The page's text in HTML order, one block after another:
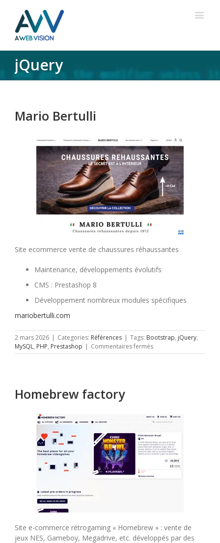
jQuery
Mario Bertulli
Site ecommerce vente de chaussures réhaussantes
Maintenance, développements évolutifs
CMS : Prestashop 8
Développement nombreux modules spécifiques
mariobertulli.com
2 mars 2026 | Categories: Références | Tags: Bootstrap, jQuery,
MySQL, PHP, Prestashop | Commentaires ferméssur
Mario
Homebrew factory
Site e-commerce rétrogaming « Homebrew » : vente de
jeux NES, Gameboy, Megadrive, etc. développés par des